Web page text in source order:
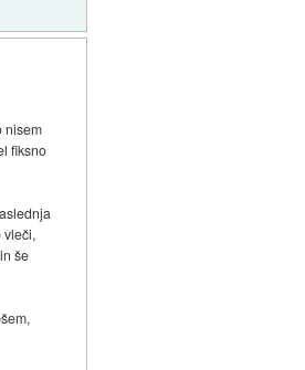
nisem
fiksno
še